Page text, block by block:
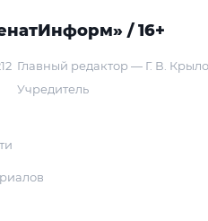
/ 16+
Главный редактор — Г. В.
Учредитель